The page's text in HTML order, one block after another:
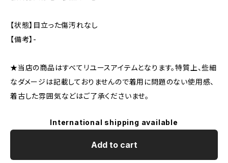
【状態】目立った傷汚れなし
【備考】-
★当店の商品はすべてリユースアイテムとなります。特質上、些細
なダメージは記載しておりませんので着用に問題のない使用感、
着古した雰囲気などはご了承くださいませ。
International shipping available
Add to cart